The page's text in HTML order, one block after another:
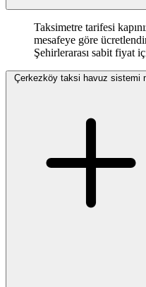
Taksimetre tarifesi
mesafeye göre
Şehirlerarası sabit fiyat
Çerkezköy taksi havuz sistemi